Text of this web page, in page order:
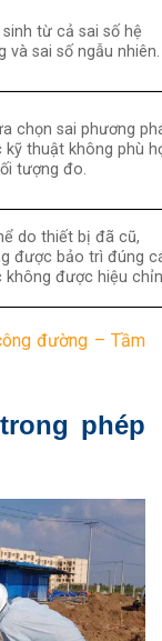
sinh từ cả sai số hệ
và sai số ngẫu nhiên.
chọn sai phương
kỹ thuật không phù
tượng đo.
do thiết bị đã cũ,
được bảo trì đúng
không được hiệu
đường – Tầm
phép